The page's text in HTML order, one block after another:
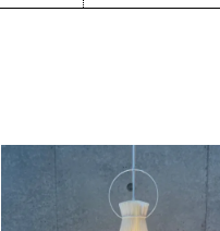
フロアライト
2人掛けソファ
3人掛けソファ
デイベッド